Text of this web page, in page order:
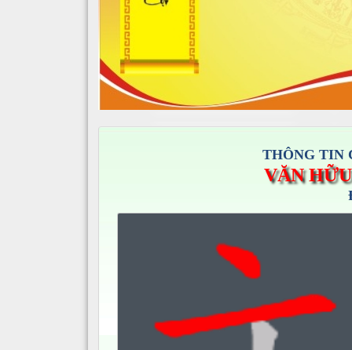
THÔNG TIN
VĂN